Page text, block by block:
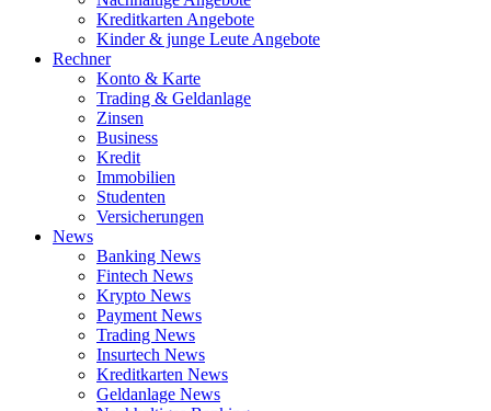
Kreditkarten Angebote
Kinder & junge Leute Angebote
Rechner
Konto & Karte
Trading & Geldanlage
Zinsen
Business
Kredit
Immobilien
Studenten
Versicherungen
News
Banking News
Fintech News
Krypto News
Payment News
Trading News
Insurtech News
Kreditkarten News
Geldanlage News